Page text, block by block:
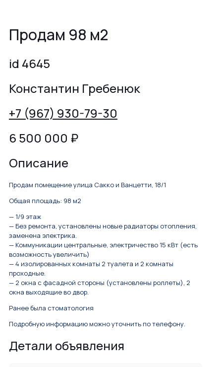
Продам 98 м2
id 4645
Константин Гребенюк
+7 (967) 930-79-30
6 500 000 ₽
Описание
Продам помещение улица Сакко и Ванцетти, 18/1
Общая площадь: 98 м2
— 1/9 этаж
— Без ремонта, установлены новые радиаторы отопления,
заменена электрика.
— Коммуникации центральные, электричество 15 кВт (есть
возможность увеличить)
— 4 изолированных комнаты 2 туалета и 2 комнаты
проходные.
— 2 окна с фасадной стороны (установлены роллеты), 2
окна выходящие во двор.
Ранее была стоматология
Подробную информацию можно уточнить по телефону.
Детали объявления